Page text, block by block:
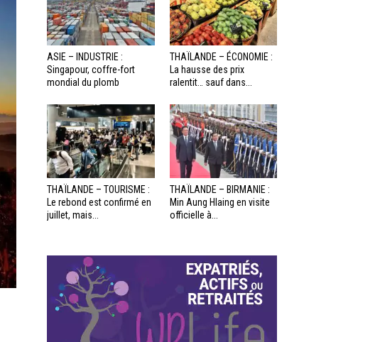
ASIE – INDUSTRIE :
Singapour, coffre-fort
mondial du plomb
THAÏLANDE – ÉCONOMIE :
La hausse des prix
ralentit… sauf dans...
THAÏLANDE – TOURISME :
Le rebond est confirmé en
juillet, mais...
THAÏLANDE – BIRMANIE :
Min Aung Hlaing en visite
officielle à...